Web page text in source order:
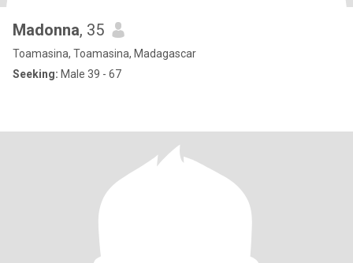
Madonna, 35
Toamasina, Toamasina, Madagascar
Seeking: Male 39 - 67